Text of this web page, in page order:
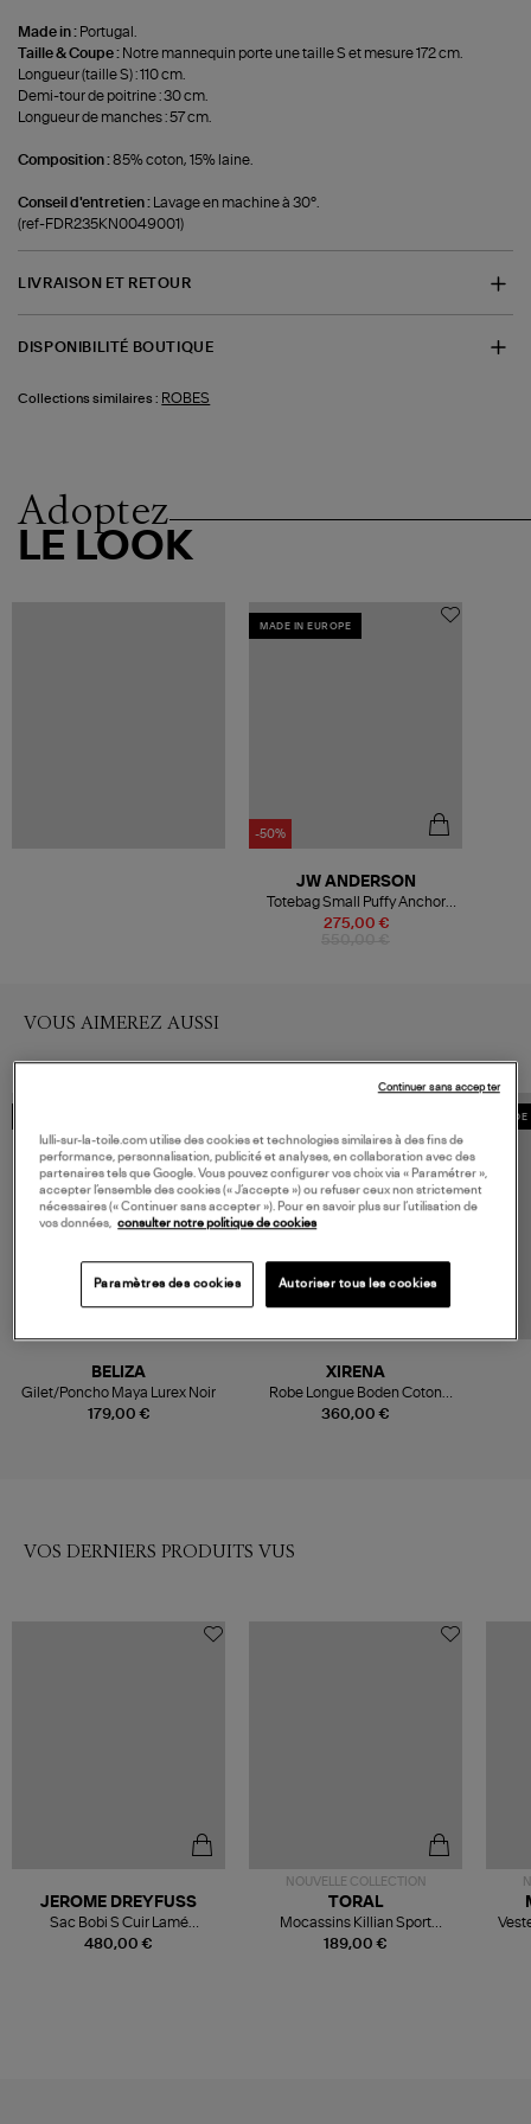
Made in : Portugal.
Taille & Coupe : Notre mannequin porte une taille S et mesure 172 cm.
Longueur (taille S) : 110 cm.
Demi-tour de poitrine : 30 cm.
Longueur de manches : 57 cm.
Composition :85% coton, 15% laine.
Conseil d'entretien : Lavage en machine à 30°.
(ref-FDR235KN0049001)
LIVRAISON ET RETOUR
DISPONIBILITÉ BOUTIQUE
Collections similaires : ROBES
Adoptez
LE LOOK
MADE IN EUROPE
-50%
275,00 €
JW ANDERSON
Totebag Small Puffy Anchor
Blue
VOUS AIMEREZ AUSSI
179,00 €
BELIZA
Gilet/Poncho Maya Lurex Noir
360,00 €
XIRENA
Robe Longue Boden Coton
Noir
VOS DERNIERS PRODUITS VUS
480,00 €
JEROME DREYFUSS
Sac Bobi S Cuir Lamé
Champagne
NOUVELLE COLLECTION
189,00 €
TORAL
Mocassins Killian Sport
Mousse
lulli-sur-la-toile.com utilise des cookies et technologies similaires à des fins de
performance, personnalisation, publicité et analyses, en collaboration avec des
partenaires tels que Google. Vous pouvez configurer vos choix via « Paramétrer »,
accepter l’ensemble des cookies (« J’accepte ») ou refuser ceux non strictement
nécessaires (« Continuer sans accepter »). Pour en savoir plus sur l’utilisation de
vos données,
consulter notre politique de cookies
Paramètres des cookies Autoriser tous les cookies
Continuer sans accepter